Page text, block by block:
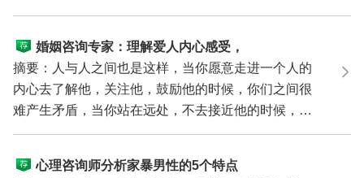
典型案例...
婚姻咨询专家：理解爱人内心感受，
化解婚姻家庭问题
摘要：人与人之间也是这样，当你愿意走进一个人的
内心去了解他，关注他，鼓励他的时候，你们之间很
难产生矛盾，当你站在远处，不去接近他的时候，他
有任何不...
心理咨询师分析家暴男性的5个特点